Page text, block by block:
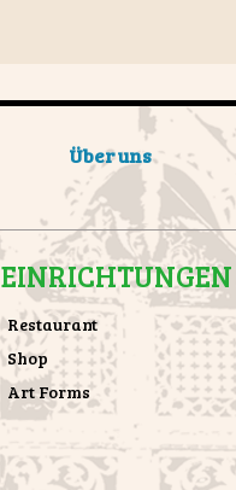
Über uns
EINRICHTUNGEN
Restaurant
Shop
Art Forms